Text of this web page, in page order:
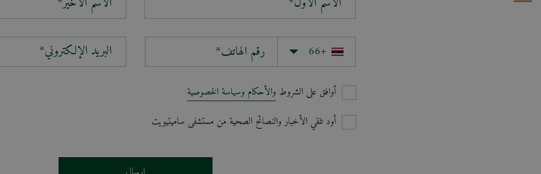
البريد الإلكتروني*
أوافق على الشروط والأحكام وسياسة الخصوصية
أود تلقي الأخبار والنصائح الصحية من مستشفى ساميتيويت